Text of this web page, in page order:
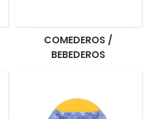
COMEDEROS /
BEBEDEROS